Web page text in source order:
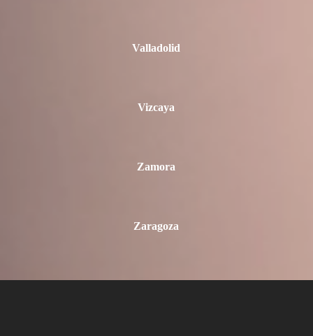
Valladolid
Vizcaya
Zamora
Zaragoza